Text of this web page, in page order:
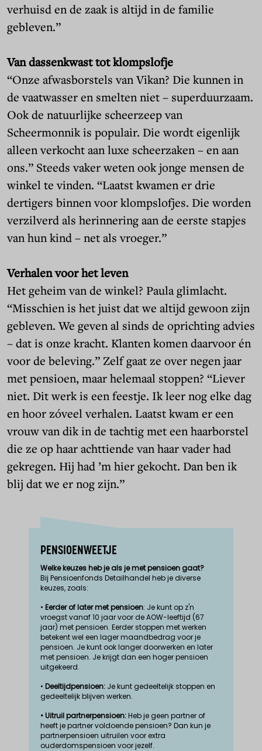
verhuisd en de zaak is altijd in de familie
gebleven.”
Van dassenkwast tot klompslofje
“Onze afwasborstels van Vikan? Die kunnen in
de vaatwasser en smelten niet – superduurzaam.
Ook de natuurlijke scheerzeep van
Scheermonnik is populair. Die wordt eigenlijk
alleen verkocht aan luxe scheerzaken – en aan
ons.” Steeds vaker weten ook jonge mensen de
winkel te vinden. “Laatst kwamen er drie
dertigers binnen voor klompslofjes. Die worden
verzilverd als herinnering aan de eerste stapjes
van hun kind – net als vroeger.”
Verhalen voor het leven
Het geheim van de winkel? Paula glimlacht.
“Misschien is het juist dat we altijd gewoon zijn
gebleven. We geven al sinds de oprichting advies
– dat is onze kracht. Klanten komen daarvoor én
voor de beleving.” Zelf gaat ze over negen jaar
met pensioen, maar helemaal stoppen? “Liever
niet. Dit werk is een feestje. Ik leer nog elke dag
en hoor zóveel verhalen. Laatst kwam er een
vrouw van dik in de tachtig met een haarborstel
die ze op haar achttiende van haar vader had
gekregen. Hij had ’m hier gekocht. Dan ben ik
blij dat we er nog zijn.”
PENSIOENWEETJE
Welke keuzes heb je als je met pensioen gaat?
Bij Pensioenfonds Detailhandel heb je diverse
keuzes, zoals:
• Eerder of later met pensioen: Je kunt op z'n
vroegst vanaf 10 jaar voor de AOW-leeftijd (67
jaar) met pensioen. Eerder stoppen met werken
betekent wel een lager maandbedrag voor je
pensioen. Je kunt ook langer doorwerken en later
met pensioen. Je krijgt dan een hoger pensioen
uitgekeerd.
• Deeltijdpensioen: Je kunt gedeeltelijk stoppen en
gedeeltelijk blijven werken.
• Uitruil partnerpensioen:Heb je geen partner of
heeft je partner voldoende pensioen? Dan kun je
partnerpensioen uitruilen voor extra
ouderdomspensioen voor jezelf.